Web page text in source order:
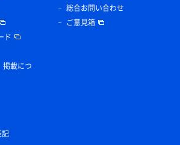
ド
掲載につ
総合お問い合わせ
ご意見箱
記